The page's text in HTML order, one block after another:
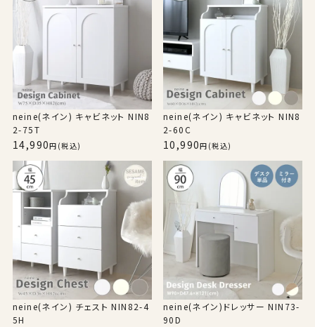
neine(ネイン) キャビネット NIN8
2-75T
14,990 (税込)
neine(ネイン) キャビネット NIN8
2-60C
10,990 (税込)
neine(ネイン) チェスト NIN82-4
5H
neine(ネイン)ドレッサー NIN73-
90D